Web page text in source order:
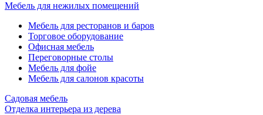
Мебель для нежилых помещений
Мебель для ресторанов и баров
Торговое оборудование
Офисная мебель
Переговорные столы
Мебель для фойе
Мебель для салонов красоты
Садовая мебель
Отделка интерьера из дерева